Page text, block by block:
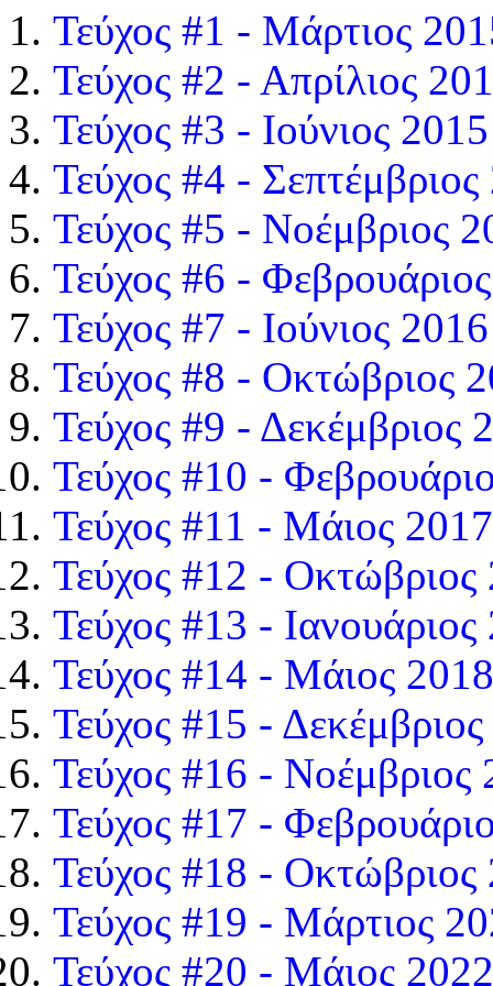
Τεύχος #1 - Μάρτιος
Τεύχος #2 - Απρίλιος
Τεύχος #3 - Ιούνιος 2015
Τεύχος #4 -
Τεύχος #5 - Νοέμβριος
Τεύχος #6 -
Τεύχος #7 - Ιούνιος 2016
Τεύχος #8 - Οκτώβριος
Τεύχος #9 - Δεκέμβριος
Τεύχος #10 -
Τεύχος #11 - Μάιος 2017
Τεύχος #12 - Οκτώβριος
Τεύχος #13 -
Τεύχος #14 - Μάιος 2018
Τεύχος #15 -
Τεύχος #16 - Νοέμβριος
Τεύχος #17 -
Τεύχος #18 - Οκτώβριος
Τεύχος #19 - Μάρτιος
Τεύχος #20 - Μάιος 2022